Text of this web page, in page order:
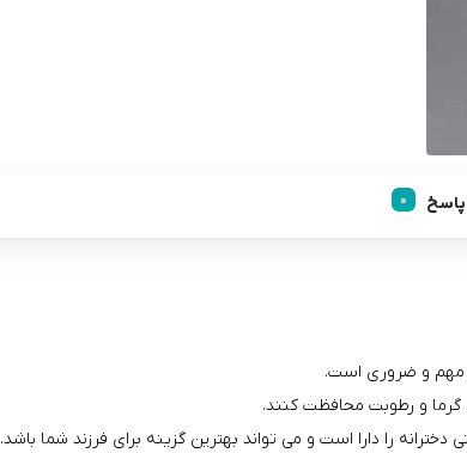
مهم و ضروری است.
گرما و رطوبت محافظت کنند.
را دارا است و می تواند بهترین گزینه برای فرزند شما باشد.